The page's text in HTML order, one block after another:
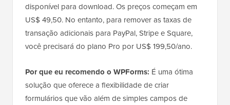
disponível para download. Os preços começam em
US$ 49,50. No entanto, para remover as taxas de
transação adicionais para PayPal, Stripe e Square,
você precisará do plano Pro por US$ 199,50/ano.
Por que eu recomendo o WPForms: É uma ótima
solução que oferece a flexibilidade de criar
formulários que vão além de simples campos de